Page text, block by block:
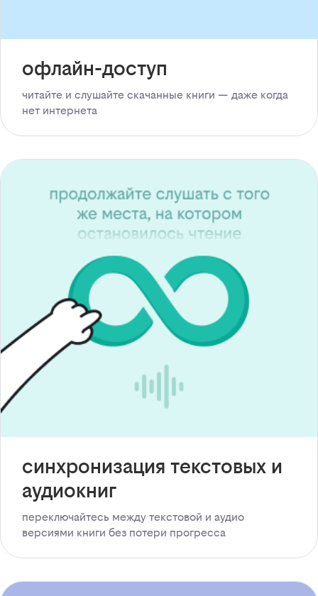
офлайн-доступ
читайте и слушайте скачанные книги — даже когда
нет интернета
синхронизация текстовых и
аудиокниг
переключайтесь между текстовой и аудио
версиями книги без потери прогресса